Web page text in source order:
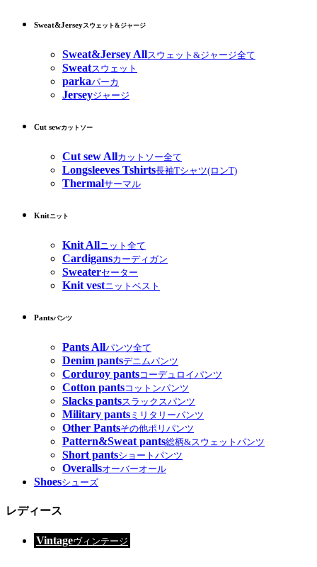
Sweat&Jerseyスウェット&ジャージ
Sweat&Jersey Allスウェット&ジャージ全て
Sweatスウェット
parkaパーカ
Jerseyジャージ
Cut sewカットソー
Cut sew Allカットソー全て
Longsleeves Tshirts長袖Tシャツ(ロンT)
Thermalサーマル
Knitニット
Knit Allニット全て
Cardigansカーディガン
Sweaterセーター
Knit vestニットベスト
Pantsパンツ
Pants Allパンツ全て
Denim pantsデニムパンツ
Corduroy pantsコーデュロイパンツ
Cotton pantsコットンパンツ
Slacks pantsスラックスパンツ
Military pants ミリタリーパンツ
Other Pantsその他ポリパンツ
Pattern&Sweat pants総柄&スウェットパンツ
Short pantsショートパンツ
Overallsオーバーオール
Shoesシューズ
レディース
Vintageヴィンテージ